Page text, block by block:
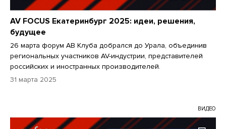
AV FOCUS Екатеринбург 2025: идеи, решения,
будущее
26 марта форум АВ Клуба добрался до Урала, объединив
региональных участников AV-индустрии, представителей
российских и иностранных производителей.
31 марта 2025
ВИДЕО